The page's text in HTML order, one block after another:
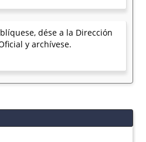
dése a la Dirección
y archívese.